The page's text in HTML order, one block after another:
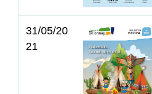
31/05/20
21